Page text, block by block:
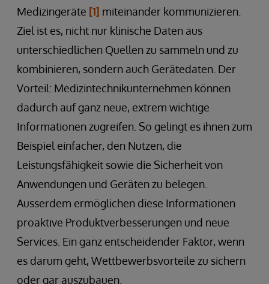
Medizingeräte [1] miteinander kommunizieren.
Ziel ist es, nicht nur klinische Daten aus
unterschiedlichen Quellen zu sammeln und zu
kombinieren, sondern auch Gerätedaten. Der
Vorteil: Medizintechnikunternehmen können
dadurch auf ganz neue, extrem wichtige
Informationen zugreifen. So gelingt es ihnen zum
Beispiel einfacher, den Nutzen, die
Leistungsfähigkeit sowie die Sicherheit von
Anwendungen und Geräten zu belegen.
Ausserdem ermöglichen diese Informationen
proaktive Produktverbesserungen und neue
Services. Ein ganz entscheidender Faktor, wenn
es darum geht, Wettbewerbsvorteile zu sichern
oder gar auszubauen.